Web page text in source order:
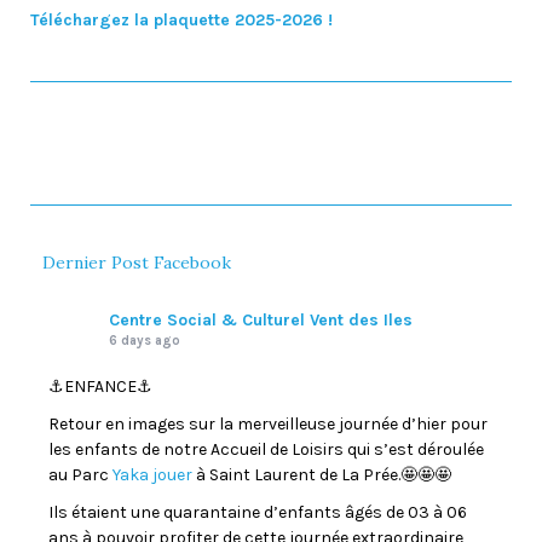
Téléchargez la plaquette 2025-2026 !
Dernier Post Facebook
Centre Social & Culturel Vent des Iles
6 days ago
⚓️ENFANCE⚓️
Retour en images sur la merveilleuse journée d’hier pour
les enfants de notre Accueil de Loisirs qui s’est déroulée
au Parc Yaka jouer à Saint Laurent de La Prée.🤩🤩🤩
Ils étaient une quarantaine d’enfants âgés de 03 à 06